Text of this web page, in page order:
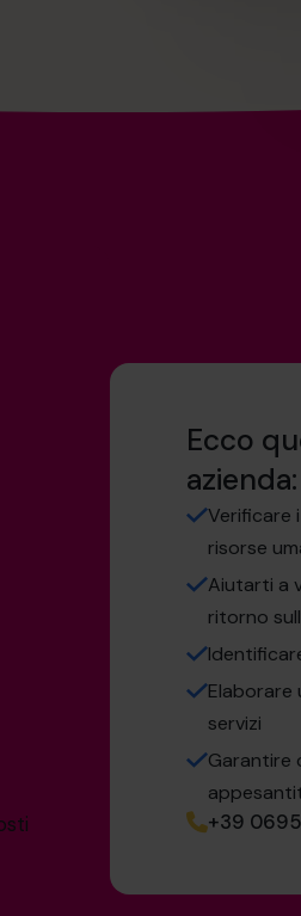
Ecco
azienda:
Verificare
risorse
Aiutarti a
ritorno
Elaborare
servizi
Garantire
+39